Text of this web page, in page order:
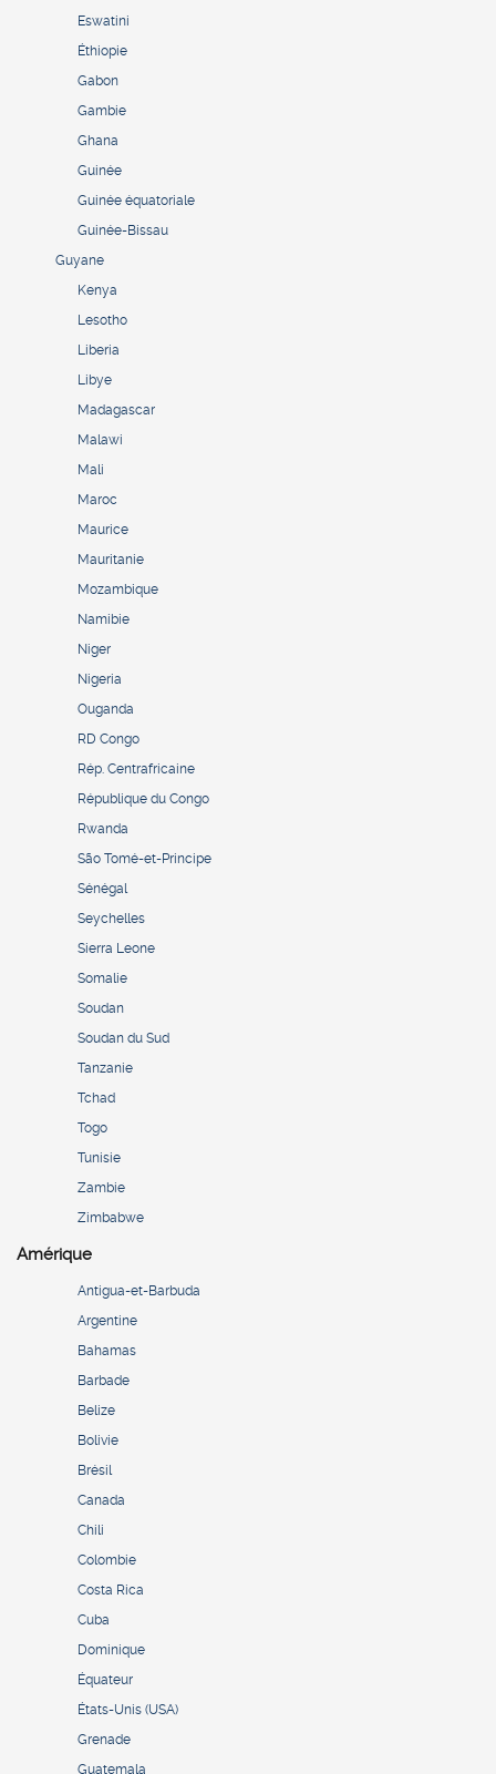
Eswatini
Éthiopie
Gabon
Gambie
Ghana
Guinée
Guinée équatoriale
Guinée-Bissau
Guyane
Kenya
Lesotho
Liberia
Libye
Madagascar
Malawi
Mali
Maroc
Maurice
Mauritanie
Mozambique
Namibie
Niger
Nigeria
Ouganda
RD Congo
Rép. Centrafricaine
République du Congo
Rwanda
São Tomé-et-Principe
Sénégal
Seychelles
Sierra Leone
Somalie
Soudan
Soudan du Sud
Tanzanie
Tchad
Togo
Tunisie
Zambie
Zimbabwe
Amérique
Antigua-et-Barbuda
Argentine
Bahamas
Barbade
Belize
Bolivie
Brésil
Canada
Chili
Colombie
Costa Rica
Cuba
Dominique
Équateur
États-Unis (USA)
Grenade
Guatemala